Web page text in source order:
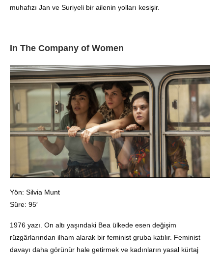
muhafızı Jan ve Suriyeli bir ailenin yolları kesişir.
In The Company of Women
Yön: Silvia Munt
Süre: 95′
1976 yazı. On altı yaşındaki Bea ülkede esen değişim
rüzgârlarından ilham alarak bir feminist gruba katılır. Feminist
davayı daha görünür hale getirmek ve kadınların yasal kürtaj